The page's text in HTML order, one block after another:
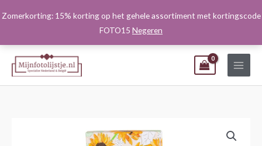
Zomerkorting: 15% korting op het gehele assortiment met kortingscode
FOTO15 Negeren
naar